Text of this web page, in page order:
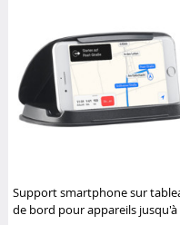
Support smartphone sur
de bord pour appareils jusqu'à